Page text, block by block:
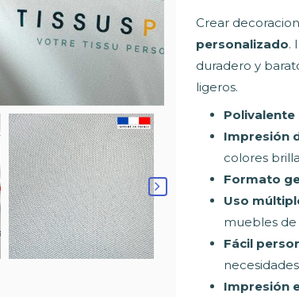
Crear
personalizado.
duradero y
ligeros.
Impresión
colores
Formato
Uso
muebles de
Fácil
Impresión